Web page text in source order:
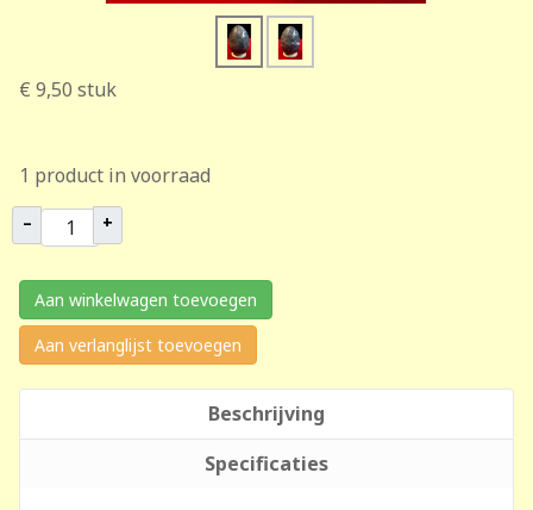
€ 9,50 stuk
1 product in voorraad
– +
Aan winkelwagen toevoegen
Aan verlanglijst toevoegen
Beschrijving
Specificaties